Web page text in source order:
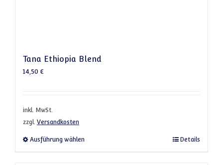
Tana Ethiopia Blend
14,50 €
inkl. MwSt.
zzgl. Versandkosten
Ausführung wählen Dieses Produkt weist mehrere Varianten
Details